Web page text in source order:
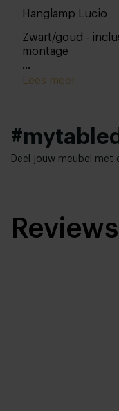
Hanglamp Lucio
Zwart/goud -
montage
black pvc cable
Lees meer
Deel jouw meubel met
Reviews